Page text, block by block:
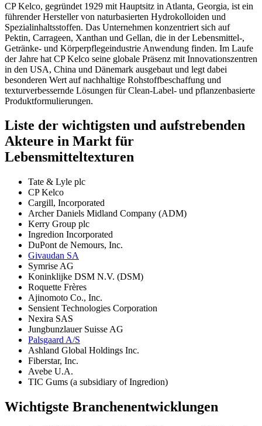
CP Kelco, gegründet 1929 mit Hauptsitz in Atlanta, Georgia, ist ein
führender Hersteller von naturbasierten Hydrokolloiden und
Spezialinhaltsstoffen. Das Unternehmen konzentriert sich auf
Pektin, Carrageen, Xanthan und Gellan, die in der Lebensmittel-,
Getränke- und Körperpflegeindustrie Anwendung finden. Im Laufe
der Jahre hat CP Kelco seine globale Präsenz mit Innovationszentren
in den USA, China und Dänemark ausgebaut und legt dabei
besonderen Wert auf nachhaltige Rohstoffbeschaffung und
texturverbessernde Lösungen für Clean-Label- und pflanzenbasierte
Produktformulierungen.
Liste der wichtigsten und aufstrebenden
Akteure in Markt für
Lebensmitteltexturen
Tate & Lyle plc
CP Kelco
Cargill, Incorporated
Archer Daniels Midland Company (ADM)
Kerry Group plc
Ingredion Incorporated
DuPont de Nemours, Inc.
Givaudan SA
Symrise AG
Koninklijke DSM N.V. (DSM)
Roquette Frères
Ajinomoto Co., Inc.
Sensient Technologies Corporation
Nexira SAS
Jungbunzlauer Suisse AG
Palsgaard A/S
Ashland Global Holdings Inc.
Fiberstar, Inc.
Avebe U.A.
TIC Gums (a subsidiary of Ingredion)
Wichtigste Branchenentwicklungen